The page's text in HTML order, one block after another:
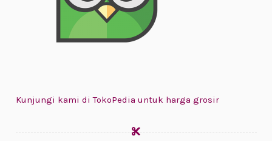
Kunjungi kami di TokoPedia untuk harga grosir